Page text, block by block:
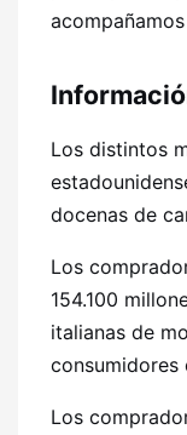
Los distintos
docenas de
Los
154.100
italianas de
consumidores
Los